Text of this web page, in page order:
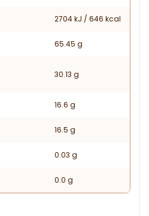
2704 kJ / 646 kcal
65.45 g
30.13 g
16.6 g
16.5 g
0.03 g
0.0 g